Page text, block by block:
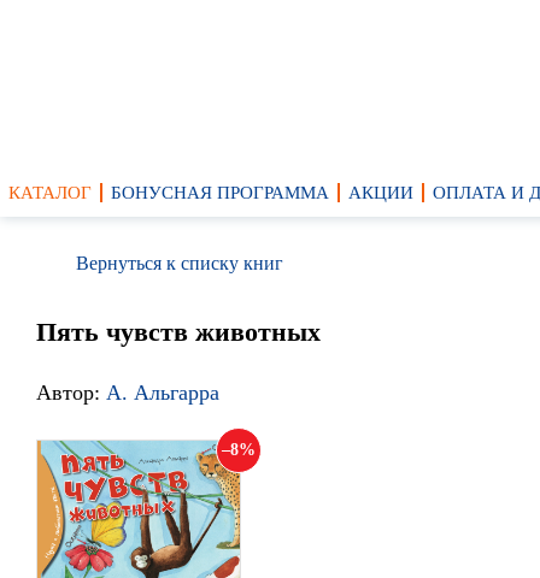
КАТАЛОГ БОНУСНАЯ ПРОГРАММА АКЦИИ ОПЛАТА И
Вернуться к списку книг
Пять чувств животных
Автор: А. Альгарра
8